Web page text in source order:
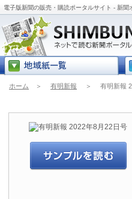
電子版新聞の販売・購読ポータルサイト - 新聞
ホーム ＞ 有明新報 ＞ 有明新報